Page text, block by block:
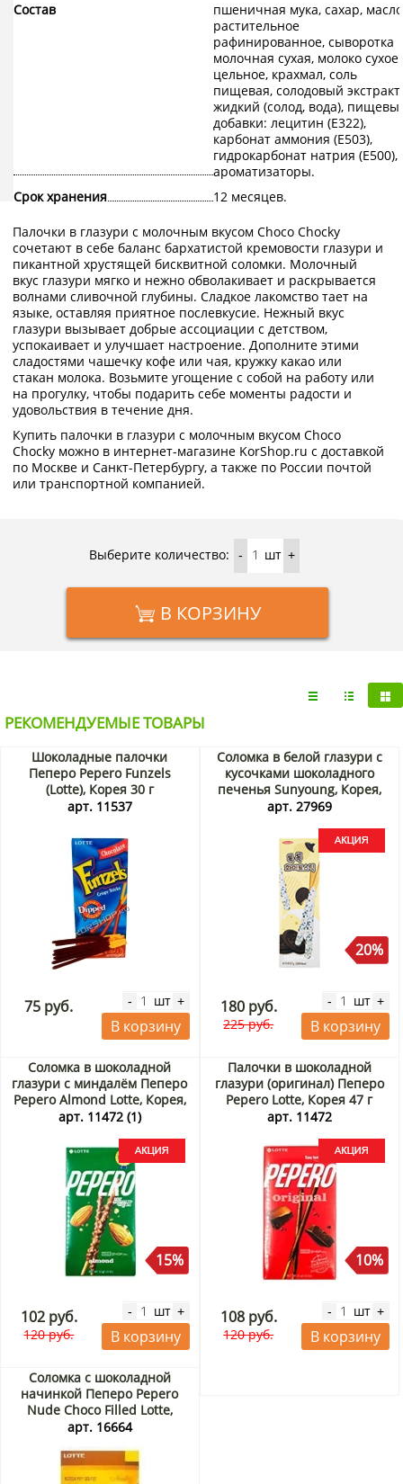
Состав
пшеничная мука, сахар, масло
растительное
рафинированное, сыворотка
молочная сухая, молоко сухое
цельное, крахмал, соль
пищевая, солодовый экстракт
жидкий (солод, вода),
добавки: лецитин (E322),
карбонат аммония (E503),
гидрокарбонат натрия (E500),
ароматизаторы.
Срок хранения
12 месяцев.
Палочки в глазури с молочным вкусом Choco Chocky
сочетают в себе баланс бархатистой кремовости глазури и
пикантной хрустящей бисквитной соломки. Молочный
вкус глазури мягко и нежно обволакивает и раскрывается
волнами сливочной глубины. Сладкое лакомство тает на
языке, оставляя приятное послевкусие. Нежный вкус
глазури вызывает добрые ассоциации с детством,
успокаивает и улучшает настроение. Дополните этими
сладостями чашечку кофе или чая, кружку какао или
стакан молока. Возьмите угощение с собой на работу или
на прогулку, чтобы подарить себе моменты радости и
удовольствия в течение дня.
Купить палочки в глазури с молочным вкусом Choco
Chocky можно в интернет-магазине KorShop.ru с доставкой
по Москве и Санкт-Петербургу, а также по России почтой
или транспортной компанией.
Выберите количество: - шт +
В КОРЗИНУ
РЕКОМЕНДУЕМЫЕ ТОВАРЫ
Шоколадные палочки
Пеперо Pepero Funzels
(Lotte), Корея 30 г
арт. 11537
75 руб. - шт +
В корзину
Соломка в белой глазури с
кусочками шоколадного
печенья Sunyoung, Корея,
57 г Акция
арт. 27969
20%
180 руб.
225 руб.
- шт +
В корзину
Соломка в шоколадной
глазури с миндалём Пеперо
Pepero Almond Lotte, Корея,
36 г Акция
арт. 11472 (1)
15%
102 руб.
120 руб.
- шт +
В корзину
Палочки в шоколадной
глазури (оригинал) Пеперо
Pepero Lotte, Корея 47 г
Акция
арт. 11472
10%
108 руб.
120 руб.
- шт +
В корзину
Соломка с шоколадной
начинкой Пеперо Pepero
Nude Choco Filled Lotte,
Корея, 50 г
арт. 16664